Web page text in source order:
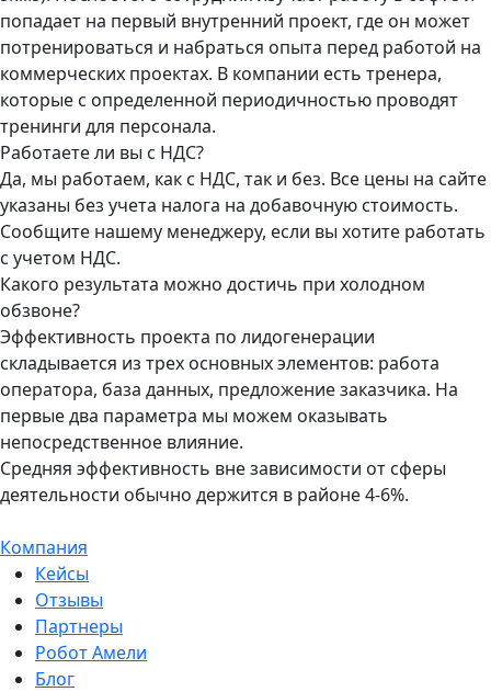
попадает на первый внутренний проект, где он может
потренироваться и набраться опыта перед работой на
коммерческих проектах. В компании есть тренера,
которые с определенной периодичностью проводят
тренинги для персонала.
Работаете ли вы с НДС?
Да, мы работаем, как с НДС, так и без. Все цены на сайте
указаны без учета налога на добавочную стоимость.
Сообщите нашему менеджеру, если вы хотите работать
с учетом НДС.
Какого результата можно достичь при холодном
обзвоне?
Эффективность проекта по лидогенерации
складывается из трех основных элементов: работа
оператора, база данных, предложение заказчика. На
первые два параметра мы можем оказывать
непосредственное влияние.
Средняя эффективность вне зависимости от сферы
деятельности обычно держится в районе 4-6%.
Компания
Кейсы
Отзывы
Партнеры
Робот Амели
Блог